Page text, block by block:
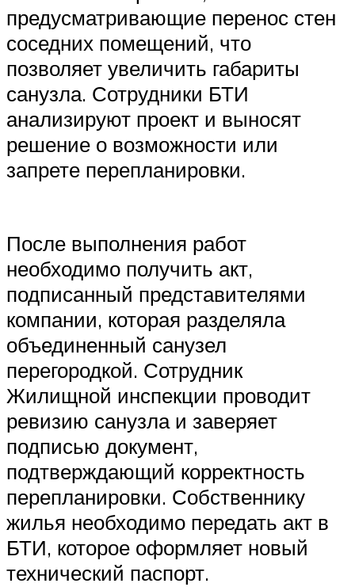
предусматривающие перенос стен
соседних помещений, что
позволяет увеличить габариты
санузла. Сотрудники БТИ
анализируют проект и выносят
решение о возможности или
запрете перепланировки.
После выполнения работ
необходимо получить акт,
подписанный представителями
компании, которая разделяла
объединенный санузел
перегородкой. Сотрудник
Жилищной инспекции проводит
ревизию санузла и заверяет
подписью документ,
подтверждающий корректность
перепланировки. Собственнику
жилья необходимо передать акт в
БТИ, которое оформляет новый
технический паспорт.